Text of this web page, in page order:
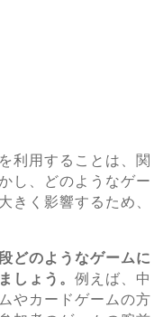
利用することは、関
し、どのようなゲー
きく影響するため、
どのようなゲームに
しょう。 例えば、中
やカードゲームの方